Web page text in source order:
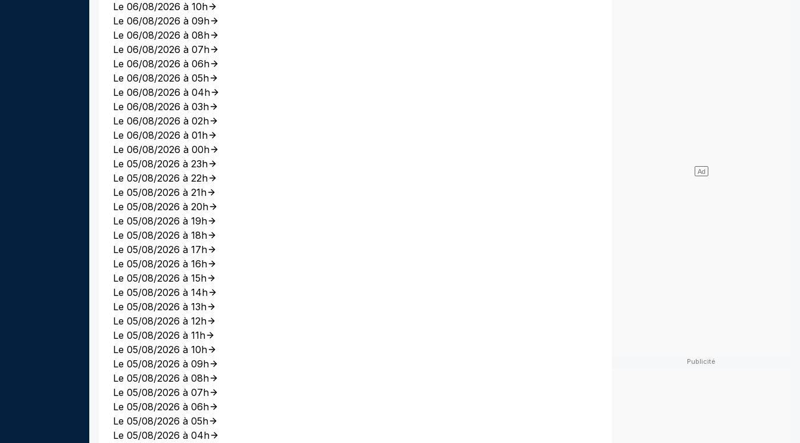
Le 06/08/2026 à 10h
Le 06/08/2026 à 09h
Le 06/08/2026 à 08h
Le 06/08/2026 à 07h
Le 06/08/2026 à 06h
Le 06/08/2026 à 05h
Le 06/08/2026 à 04h
Le 06/08/2026 à 03h
Le 06/08/2026 à 02h
Le 06/08/2026 à 01h
Le 06/08/2026 à 00h
Le 05/08/2026 à 23h
Le 05/08/2026 à 22h
Le 05/08/2026 à 21h
Le 05/08/2026 à 20h
Le 05/08/2026 à 19h
Le 05/08/2026 à 18h
Le 05/08/2026 à 17h
Le 05/08/2026 à 16h
Le 05/08/2026 à 15h
Le 05/08/2026 à 14h
Le 05/08/2026 à 13h
Le 05/08/2026 à 12h
Le 05/08/2026 à 11h
Le 05/08/2026 à 10h
Le 05/08/2026 à 09h
Le 05/08/2026 à 08h
Le 05/08/2026 à 07h
Le 05/08/2026 à 06h
Le 05/08/2026 à 05h
Le 05/08/2026 à 04h